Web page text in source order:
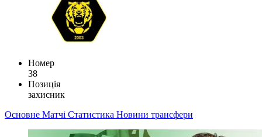
Номер
38
Позиція
захисник
Основне Матчі Статистика Новини трансфери